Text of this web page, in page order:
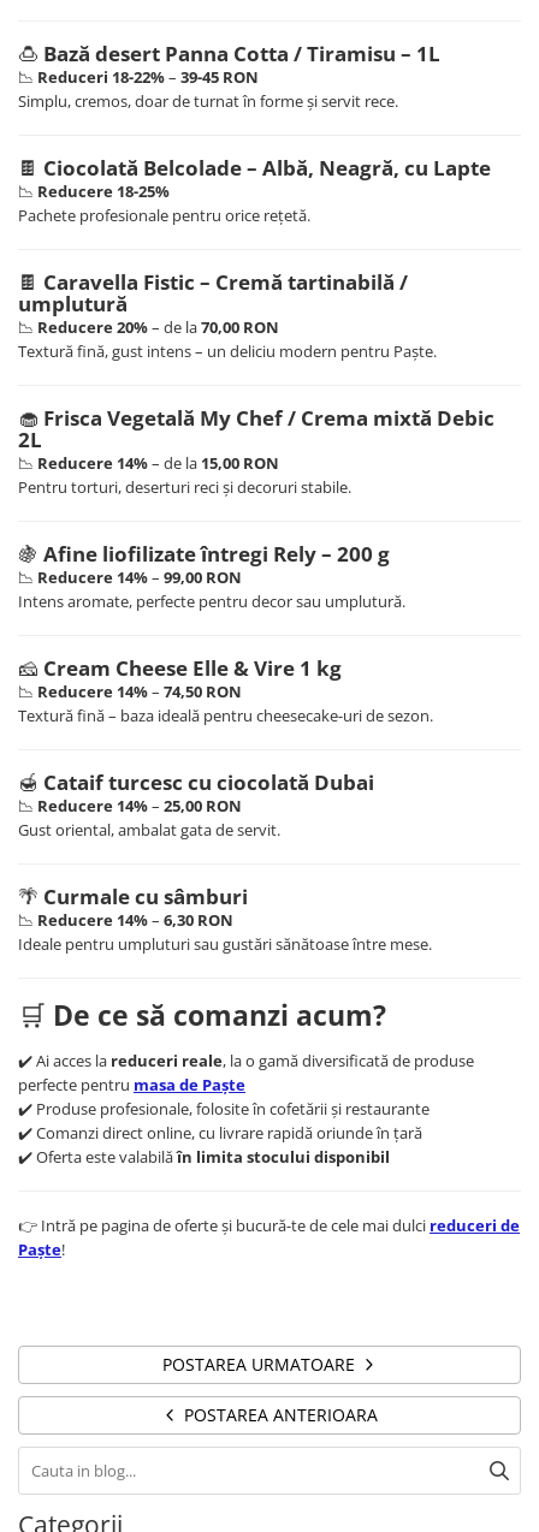
🍮 Bază desert Panna Cotta / Tiramisu – 1L
📉 Reduceri 18-22%– 39-45 RON
Simplu, cremos, doar de turnat în forme și servit rece.
🍫 Ciocolată Belcolade – Albă, Neagră, cu Lapte
📉 Reducere 18-25%
Pachete profesionale pentru orice rețetă.
🍫 Caravella Fistic – Cremă tartinabilă /
umplutură
📉 Reducere 20%– de la70,00 RON
Textură fină, gust intens – un deliciu modern pentru Paște.
🧁 Frisca Vegetală My Chef / Crema mixtă Debic
2L
📉 Reducere 14%– de la 15,00 RON
Pentru torturi, deserturi reci și decoruri stabile.
🍇 Afine liofilizate întregi Rely – 200 g
📉 Reducere 14%– 99,00 RON
Intens aromate, perfecte pentru decor sau umplutură.
🧀 Cream Cheese Elle & Vire 1 kg
📉 Reducere 14%– 74,50 RON
Textură fină – baza ideală pentru cheesecake-uri de sezon.
🍯 Cataif turcesc cu ciocolată Dubai
📉 Reducere 14%– 25,00 RON
Gust oriental, ambalat gata de servit.
🌴 Curmale cu sâmburi
📉 Reducere 14%– 6,30 RON
Ideale pentru umpluturi sau gustări sănătoase între mese.
🛒 De ce să comanzi acum?
✔️ Ai acces la reduceri reale, la o gamă diversificată de produse
perfecte pentru masa de Paște
✔️ Produse profesionale, folosite în cofetării și restaurante
✔️ Comanzi direct online, cu livrare rapidă oriunde în țară
✔️ Oferta este valabilăîn limita stocului disponibil
👉 Intră pe pagina de oferte și bucură-te de cele mai dulci reduceri de
Paște!
POSTAREA URMATOARE
POSTAREA ANTERIOARA
Categorii